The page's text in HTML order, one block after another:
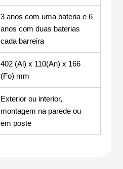
3 anos com uma bateria e 6
anos com duas baterias
cada barreira
402 (Al) x 110(An) x 166
(Fo) mm
Exterior ou interior,
montagem na parede ou
em poste